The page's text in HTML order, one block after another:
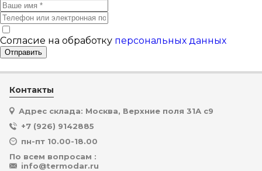
Согласие на обработку персональных данных
Отправить
Контакты
Адрес склада: Москва, Верхние поля 31А с9
+7 (926) 9142885
пн-пт 10.00-18.00
По всем вопросам :
info@termodar.ru